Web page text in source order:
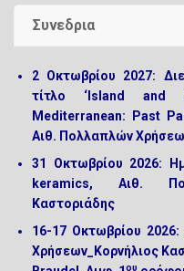
Συνεδρια
2 Οκτωβρίου 2027:
τίτλο ‘Island and
Mediterranean: Past
Αιθ. Πολλαπλών
31 Οκτωβρίου 2026:
keramics, Αιθ.
Καστοριάδης
16-17 Οκτωβρίου 2026:
Χρήσεων_Κορνήλιος
ου